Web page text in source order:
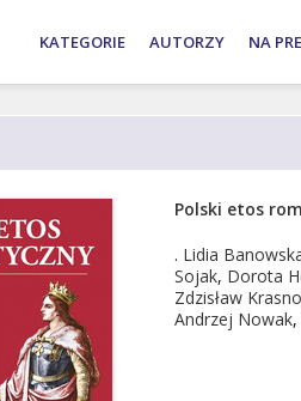
KATEGORIE AUTORZY NA
Nowak
Polski etos
. Lidia
Sojak, Dorota
Zdzisław
Andrzej Nowak,